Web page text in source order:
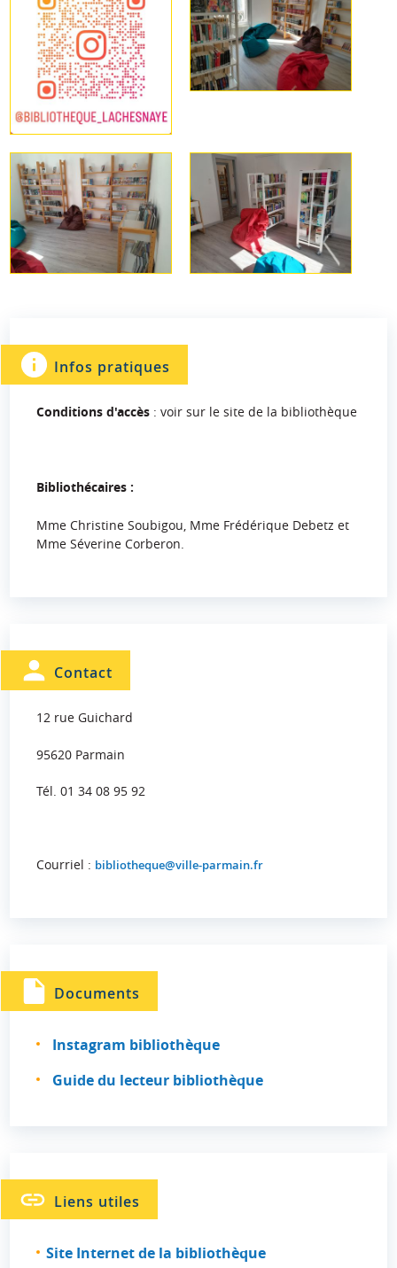
Infos pratiques
Conditions d'accès : voir sur le site de la bibliothèque
Bibliothécaires :
Mme Christine Soubigou, Mme Frédérique Debetz et
Mme Séverine Corberon.
Contact
12 rue Guichard
95620 Parmain
Tél. 01 34 08 95 92
Courriel : bibliotheque@ville-parmain.fr
Documents
Instagram bibliothèque
Guide du lecteur bibliothèque
Liens utiles
Site Internet de la bibliothèque